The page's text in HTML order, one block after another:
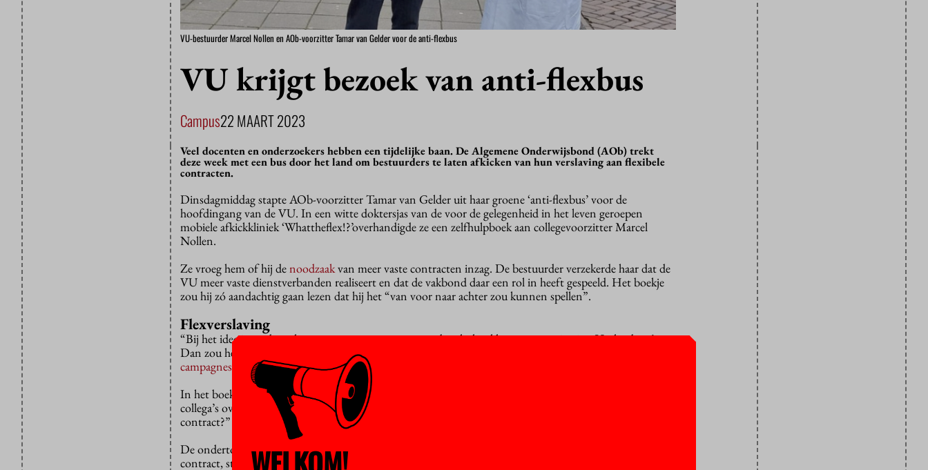
VU-bestuurder Marcel Nollen en AOb-voorzitter Tamar van Gelder voor de anti-flexbus
VU krijgt bezoek van anti-flexbus
Campus22 MAART 2023
Veel docenten en onderzoekers hebben een tijdelijke baan. De Algemene Onderwijsbond (AOb) trekt
deze week met een bus door het land om bestuurders te laten afkicken van hun verslaving aan flexibele
contracten.
Dinsdagmiddag stapte AOb-voorzitter Tamar van Gelder uit haar groene ‘anti-flexbus’ voor de
hoofdingang van de VU. In een witte doktersjas van de voor de gelegenheid in het leven geroepen
mobiele afkickkliniek ‘Whattheflex!?’overhandigde ze een zelfhulpboek aan collegevoorzitter Marcel
Nollen.
Ze vroeg hem of hij denoodzaakvan meer vaste contracten inzag. De bestuurder verzekerde haar dat de
VU meer vaste dienstverbanden realiseert en dat de vakbond daar een rol in heeft gespeeld. Het boekje
zou hij zó aandachtig gaan lezen dat hij het “van voor naar achter zou kunnen spellen”.
Flexverslaving
“Bij het idee je medewerker een vast contract te geven, breekt het klamme zweet je uit… Herkenbaar?
Dan zou het heel goed kunnen dat je flexverslaafd bent”, zo opent het boekje, dat ook een bijbehorende
campagnesite
heeft.
In het boekje staat onder meer een zelftest voor bestuurders met vragen als: “krijgt u veel klachten van
collega’s over uw kortetermijnvisie?” En: “voelt u een grote weerstand bij het geven van een vast
contract?”
De ondertoon is natuurlijk serieus: in het hbo heeft vijftien procent van de docenten een kortlopend
contract, stelt de AOb. Bij de universiteiten geldt dat voor dertig procent van de universitair docenten